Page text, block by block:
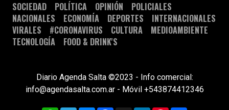
SOCIEDAD POLÍTICA OPINIÓN
POLICIALES
NACIONALES
ECONOMÍA DEPORTES
INTERNACIONALES
VIRALES
#CORONAVIRUS CULTURA
MEDIOAMBIENTE
TECNOLOGÍA
FOOD & DRINK'S
Diario Agenda Salta ©2023 - Info comercial:
info@agendasalta.com.ar - Móvil +543874412346